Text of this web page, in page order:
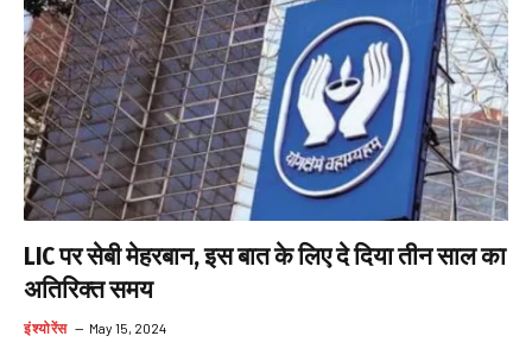
LIC पर सेबी मेहरबान, इस बात के लिए दे दिया तीन साल का
अतिरिक्त समय
इंश्योरेंस May 15, 2024